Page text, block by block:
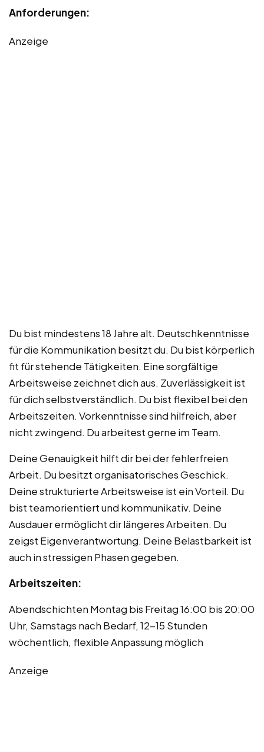
Anforderungen:
Anzeige
Du bist mindestens 18 Jahre alt. Deutschkenntnisse
für die Kommunikation besitzt du. Du bist körperlich
fit für stehende Tätigkeiten. Eine sorgfältige
Arbeitsweise zeichnet dich aus. Zuverlässigkeit ist
für dich selbstverständlich. Du bist flexibel bei den
Arbeitszeiten. Vorkenntnisse sind hilfreich, aber
nicht zwingend. Du arbeitest gerne im Team.
Deine Genauigkeit hilft dir bei der fehlerfreien
Arbeit. Du besitzt organisatorisches Geschick.
Deine strukturierte Arbeitsweise ist ein Vorteil. Du
bist teamorientiert und kommunikativ. Deine
Ausdauer ermöglicht dir längeres Arbeiten. Du
zeigst Eigenverantwortung. Deine Belastbarkeit ist
auch in stressigen Phasen gegeben.
Arbeitszeiten:
Abendschichten Montag bis Freitag 16:00 bis 20:00
Uhr, Samstags nach Bedarf, 12-15 Stunden
wöchentlich, flexible Anpassung möglich
Anzeige